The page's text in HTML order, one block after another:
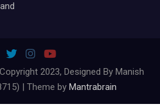
2023, Designed By Manish
| Theme by Mantrabrain